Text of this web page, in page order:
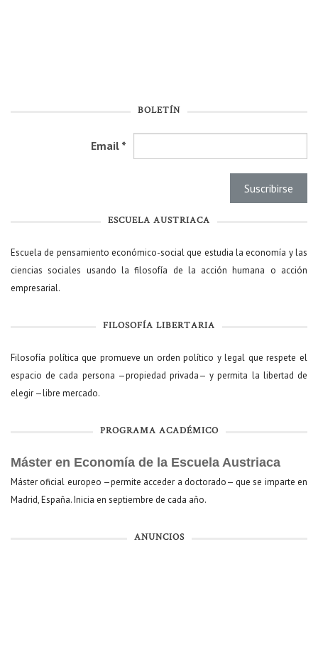
BOLETÍN
Email *
ESCUELA AUSTRIACA
Escuela de pensamiento económico-social que estudia la economía y las
ciencias sociales usando la filosofía de la acción humana o acción
empresarial.
FILOSOFÍA LIBERTARIA
Filosofía política que promueve un orden político y legal que respete el
espacio de cada persona —propiedad privada— y permita la libertad de
elegir —libre mercado.
PROGRAMA ACADÉMICO
Máster en Economía de la Escuela Austriaca
Máster oficial europeo —permite acceder a doctorado— que se imparte en
Madrid, España. Inicia en septiembre de cada año.
ANUNCIOS